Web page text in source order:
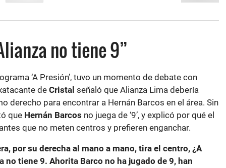
no tiene 9”
‘A Presión’, tuvo un momento de debate con
de Cristal señaló que Alianza Lima debería
derecho para encontrar a Hernán Barcos en el área. Sin
que Hernán Barcos no juega de ‘9’, y explicó por qué el
que no meten centros y prefieren enganchar.
por su derecha al mano a mano, tira el centro, ¿A
no tiene 9. Ahorita Barco no ha jugado de 9, han